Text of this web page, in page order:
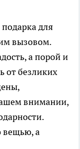
для
вызовом.
а порой и
от безликих
внимании,
вещью, а